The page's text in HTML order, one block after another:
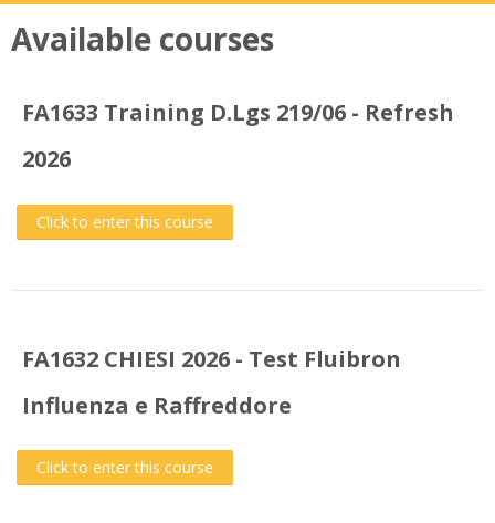
Available courses
FA1633 Training D.Lgs 219/06 - Refresh
2026
Click to enter this course
FA1632 CHIESI 2026 - Test Fluibron
Influenza e Raffreddore
Click to enter this course